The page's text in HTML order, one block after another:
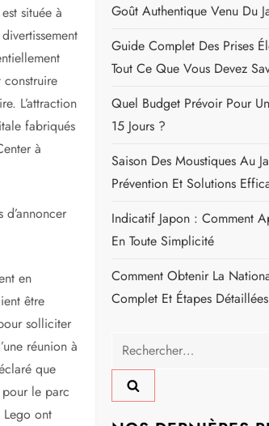
située à
L’attraction
fabriqués
à
en
être
solliciter
réunion à
que
le parc
ont
Goût Authentique Venu Du
Guide Complet Des Prises
Tout Ce Que Vous Devez
Quel Budget Prévoir Pour
15 Jours ?
Saison Des Moustiques Au
Prévention Et Solutions
Indicatif Japon : Comment
En Toute Simplicité
Comment Obtenir La
Complet Et Étapes Détaillées
Rechercher :